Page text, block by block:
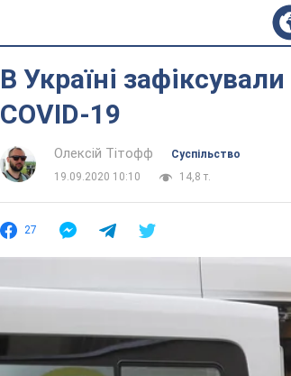
В Україні
COVID-19
Олексій Тітофф
Суспільство
19.09.2020 10:10
14,8 т.
27